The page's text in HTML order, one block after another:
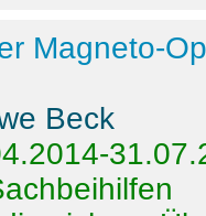
Magneto-
Beck